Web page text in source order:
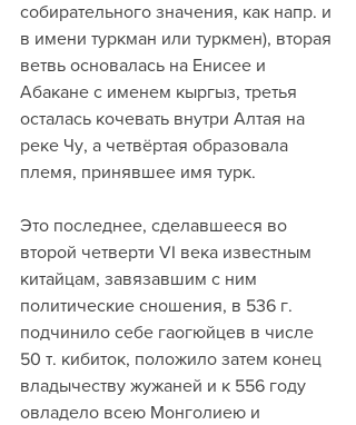
собирательного значения, как напр. и
в имени туркман или туркмен), вторая
ветвь основалась на Енисее и
Абакане с именем кыргыз, третья
осталась кочевать внутри Алтая на
реке Чу, а четвёртая образовала
племя, принявшее имя турк.
Это последнее, сделавшееся во
второй четверти VI века известным
китайцам, завязавшим с ним
политические сношения, в 536 г.
подчинило себе гаогюйцев в числе
50 т. кибиток, положило затем конец
владычеству жужаней и к 556 году
овладело всею Монголиею и